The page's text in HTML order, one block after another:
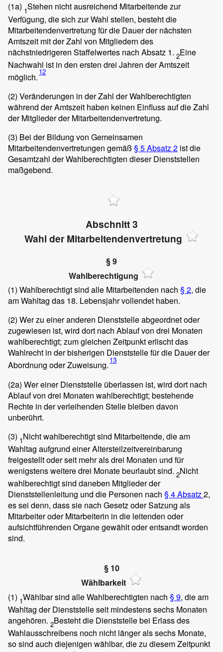
(1a) 1Stehen nicht ausreichend Mitarbeitende zur
Verfügung, die sich zur Wahl stellen, besteht die
Mitarbeitendenvertretung für die Dauer der nächsten
Amtszeit mit der Zahl von Mitgliedern des
nächstniedrigeren Staffelwertes nach Absatz 1. 2Eine
Nachwahl ist in den ersten drei Jahren der Amtszeit
möglich. 12
(2) Veränderungen in der Zahl der Wahlberechtigten
während der Amtszeit haben keinen Einfluss auf die Zahl
der Mitglieder der Mitarbeitendenvertretung.
(3) Bei der Bildung von Gemeinsamen
Mitarbeitendenvertretungen gemäß § 5 Absatz 2 ist die
Gesamtzahl der Wahlberechtigten dieser Dienststellen
maßgebend.
Abschnitt 3
Wahl der Mitarbeitendenvertretung
§ 9
Wahlberechtigung
(1) Wahlberechtigt sind alle Mitarbeitenden nach § 2, die
am Wahltag das 18. Lebensjahr vollendet haben.
(2) Wer zu einer anderen Dienststelle abgeordnet oder
zugewiesen ist, wird dort nach Ablauf von drei Monaten
wahlberechtigt; zum gleichen Zeitpunkt erlischt das
Wahlrecht in der bisherigen Dienststelle für die Dauer der
Abordnung oder Zuweisung. 13
(2a) Wer einer Dienststelle überlassen ist, wird dort nach
Ablauf von drei Monaten wahlberechtigt; bestehende
Rechte in der verleihenden Stelle bleiben davon
unberührt.
(3) 1Nicht wahlberechtigt sind Mitarbeitende, die am
Wahltag aufgrund einer Altersteilzeitvereinbarung
freigestellt oder seit mehr als drei Monaten und für
wenigstens weitere drei Monate beurlaubt sind. 2Nicht
wahlberechtigt sind daneben Mitglieder der
Dienststellenleitung und die Personen nach § 4 Absatz2,
es sei denn, dass sie nach Gesetz oder Satzung als
Mitarbeiter oder Mitarbeiterin in die leitenden oder
aufsichtführenden Organe gewählt oder entsandt worden
sind.
§ 10
Wählbarkeit
(1) 1Wählbar sind alle Wahlberechtigten nach § 9, die am
Wahltag der Dienststelle seit mindestens sechs Monaten
angehören. 2Besteht die Dienststelle bei Erlass des
Wahlausschreibens noch nicht länger als sechs Monate,
so sind auch diejenigen wählbar, die zu diesem Zeitpunkt